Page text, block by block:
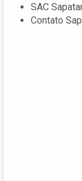
SAC
Contato